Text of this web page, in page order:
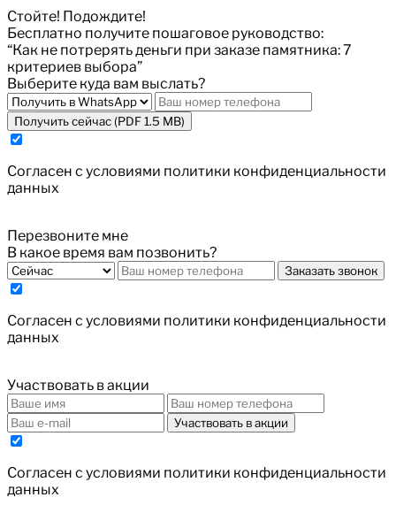
Стойте! Подождите!
Бесплатно получите пошаговое руководство:
“Как не потрерять деньги при заказе памятника: 7
критериев выбора”
Выберите куда вам выслать?
Получить сейчас (PDF 1.5 MB)
Cогласен с условиями политики конфиденциальности
данных
Перезвоните мне
В какое время вам позвонить?
Заказать звонок
Cогласен с условиями политики конфиденциальности
данных
Участвовать в акции
Участвовать в акции
Cогласен с условиями политики конфиденциальности
данных